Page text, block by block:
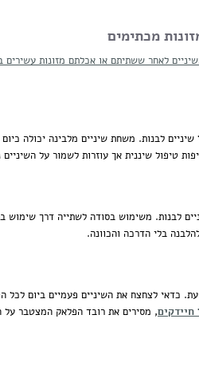
מכתימים
לאחר ששתיתם או אכלתם מזונות עשירים
לבנות. משחת שיניים מלבינה יכולה
טיפול שיננית אך עוזרות לשמור על השיניים
לבנות. משימוש בסודה לשתייה דרך
בלי הדרכה והכוונה.
כדאי לצחצח את השיניים פעמיים ביום
, מסירים את רובד הפלאק המצטבר על